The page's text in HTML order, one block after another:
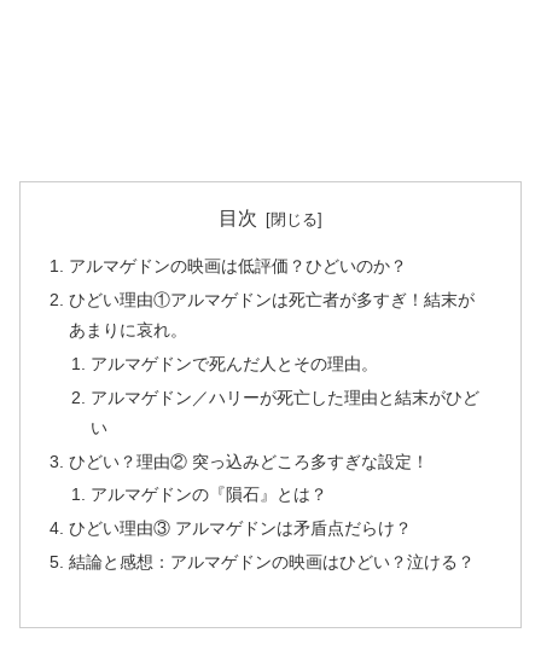
目次
アルマゲドンの映画は低評価？ひどいのか？
ひどい理由①アルマゲドンは死亡者が多すぎ！結末が
あまりに哀れ。
アルマゲドンで死んだ人とその理由。
アルマゲドン／ハリーが死亡した理由と結末がひど
い
ひどい？理由② 突っ込みどころ多すぎな設定！
アルマゲドンの『隕石』とは？
ひどい理由③ アルマゲドンは矛盾点だらけ？
結論と感想：アルマゲドンの映画はひどい？泣ける？